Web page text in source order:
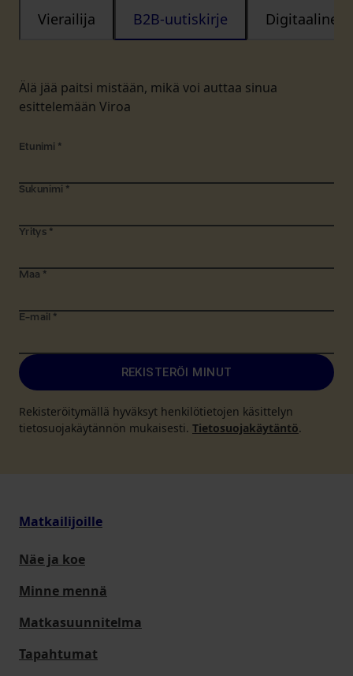
Älä jää paitsi mistään, mikä voi auttaa sinua
esittelemään Viroa
Vierailija B2B-uutiskirje Digitaalinen
Etunimi *
Sukunimi *
Yritys *
Maa *
E-mail *
REKISTERÖI MINUT
Rekisteröitymällä hyväksyt henkilötietojen käsittelyn
tietosuojakäytännön mukaisesti. Tietosuojakäytäntö.
Matkailijoille
Näe ja koe
Minne mennä
Matkasuunnitelma
Tapahtumat